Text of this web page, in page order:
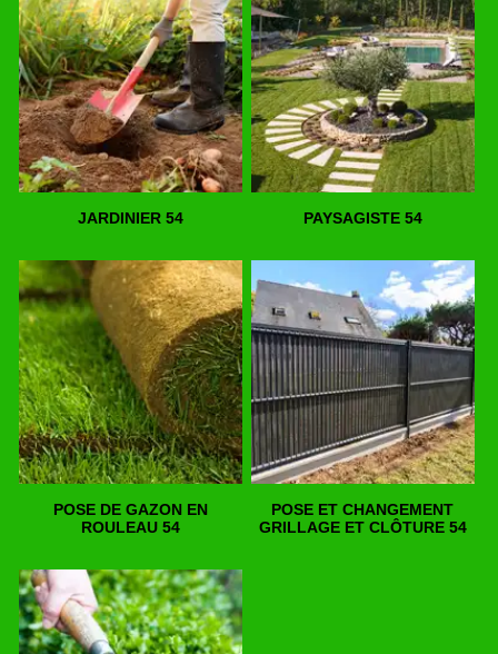
JARDINIER 54 PAYSAGISTE 54
POSE DE GAZON EN
ROULEAU 54
POSE ET CHANGEMENT
GRILLAGE ET CLÔTURE 54